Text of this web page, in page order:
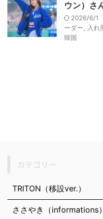
ウン）さ
2026/6/1
ーダー
入れ
韓国
TRITON（移設ver.）
ささやき（informations）